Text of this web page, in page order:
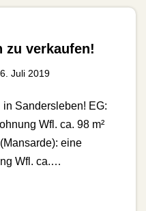
zu verkaufen!
Juli 2019
in Sandersleben! EG:
Wfl. ca. 98 m²
eine
Wfl. ca.…